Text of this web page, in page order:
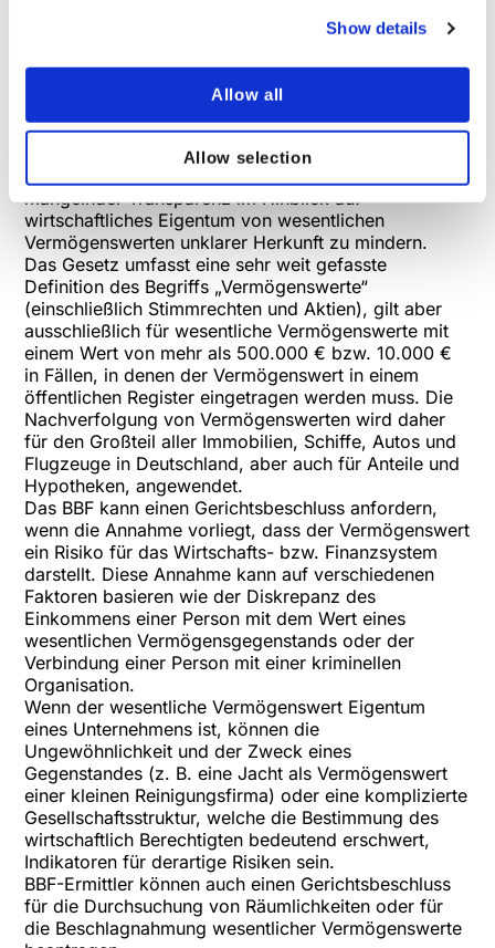
Show details
Allow all
Allow selection
Finanzministeriums über weitreichende
mit Vollzugsaufgaben betraut sind, werden über
Strafverfolgungsrechte verfügen, Schusswaffen
der BaFin anfordern können.
Das neue Vermögensermittlungsgesetz wird helfen,
die Risiken für die Wirtschaft aufgrund von
mangelnder Transparenz im Hinblick auf
wirtschaftliches Eigentum von wesentlichen
Vermögenswerten unklarer Herkunft zu mindern.
Das Gesetz umfasst eine sehr weit gefasste
Definition des Begriffs „Vermögenswerte“
(einschließlich Stimmrechten und Aktien), gilt aber
ausschließlich für wesentliche Vermögenswerte mit
einem Wert von mehr als 500.000 € bzw. 10.000 €
in Fällen, in denen der Vermögenswert in einem
öffentlichen Register eingetragen werden muss. Die
Nachverfolgung von Vermögenswerten wird daher
für den Großteil aller Immobilien, Schiffe, Autos und
Flugzeuge in Deutschland, aber auch für Anteile und
Hypotheken, angewendet.
Das BBF kann einen Gerichtsbeschluss anfordern,
wenn die Annahme vorliegt, dass der Vermögenswert
ein Risiko für das Wirtschafts- bzw. Finanzsystem
darstellt. Diese Annahme kann auf verschiedenen
Faktoren basieren wie der Diskrepanz des
Einkommens einer Person mit dem Wert eines
wesentlichen Vermögensgegenstands oder der
Verbindung einer Person mit einer kriminellen
Organisation.
Wenn der wesentliche Vermögenswert Eigentum
eines Unternehmens ist, können die
Ungewöhnlichkeit und der Zweck eines
Gegenstandes (z. B. eine Jacht als Vermögenswert
einer kleinen Reinigungsfirma) oder eine komplizierte
Gesellschaftsstruktur, welche die Bestimmung des
wirtschaftlich Berechtigten bedeutend erschwert,
Indikatoren für derartige Risiken sein.
BBF-Ermittler können auch einen Gerichtsbeschluss
für die Durchsuchung von Räumlichkeiten oder für
die Beschlagnahmung wesentlicher Vermögenswerte